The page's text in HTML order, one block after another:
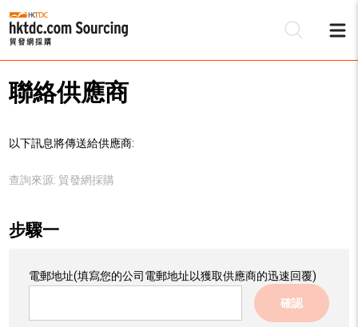
聯絡供應商
以下訊息將傳送給供應商:
查詢來源: 貿發網採購
步驟一
電郵地址(填寫您的公司電郵地址以獲取供應商的迅速回覆)
確認